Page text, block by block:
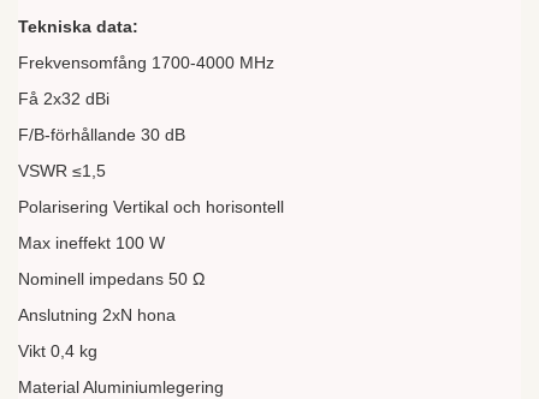
Tekniska data:
Frekvensomfång 1700-4000 MHz
Få 2x32 dBi
F/B-förhållande 30 dB
VSWR ≤1,5
Polarisering Vertikal och horisontell
Max ineffekt 100 W
Nominell impedans 50 Ω
Anslutning 2xN hona
Vikt 0,4 kg
Material Aluminiumlegering